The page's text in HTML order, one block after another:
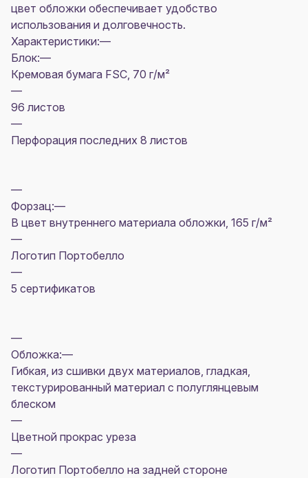
цвет обложки обеспечивает удобство
использования и долговечность.
Характеристики:—
Блок:—
Кремовая бумага FSC, 70 г/м²
—
96 листов
—
Перфорация последних 8 листов
—
Форзац:—
В цвет внутреннего материала обложки, 165 г/м²
—
Логотип Портобелло
—
5 сертификатов
—
Обложка:—
Гибкая, из сшивки двух материалов, гладкая,
текстурированный материал с полуглянцевым
блеском
—
Цветной прокрас уреза
—
Логотип Портобелло на задней стороне